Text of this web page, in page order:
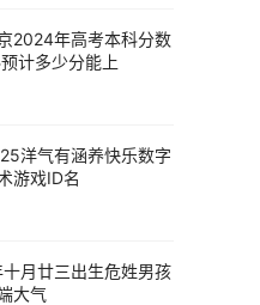
2024年高考本科分数
计多少分能上
洋气有涵养快乐数字
游戏ID名
月廿三出生危姓男孩
大气